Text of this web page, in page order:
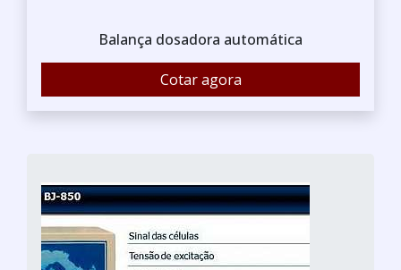
Balança dosadora automática
Cotar agora